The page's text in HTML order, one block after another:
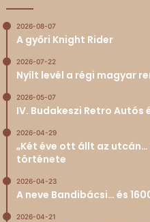
2026-08-07
A győri Knight Rider
2026-07-22
Nyílt levél a régi magyar
2026-05-07
IV. Budakeszi Retro
2026-04-29
„Két éve ott állt az utcán…
története
2026-04-23
A neve Bandibácsi… és
2026-04-21